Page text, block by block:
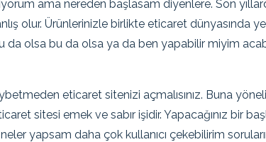
ama nereden başlasam diyenlere. Son
olur. Ürünlerinizle birlikte eticaret dünyasında
da olsa bu da olsa ya da ben yapabilir miyim
eticaret sitenizi açmalısınız. Buna
sitesi emek ve sabır işidir. Yapacağınız bir
yapsam daha çok kullanıcı çekebilirim